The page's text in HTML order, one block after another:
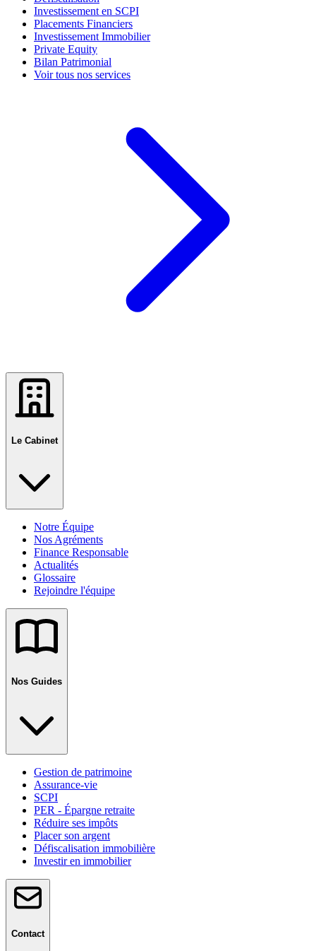
Investissement en SCPI
Placements Financiers
Investissement Immobilier
Private Equity
Bilan Patrimonial
Voir tous nos services
Le Cabinet
Notre Équipe
Nos Agréments
Finance Responsable
Actualités
Glossaire
Rejoindre l'équipe
Nos Guides
Gestion de patrimoine
Assurance-vie
SCPI
PER - Épargne retraite
Réduire ses impôts
Placer son argent
Défiscalisation immobilière
Investir en immobilier
Contact